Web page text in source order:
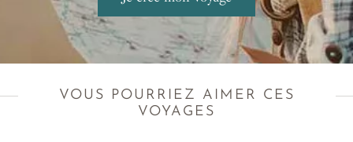
VOUS POURRIEZ AIMER CES
VOYAGES